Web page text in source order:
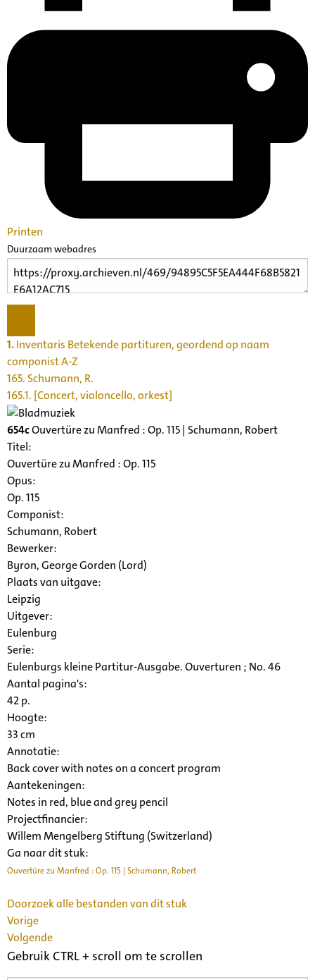
Printen
Duurzaam webadres
1.Inventaris Betekende partituren, geordend op naam
componist A-Z
165. Schumann, R.
165.1. [Concert, violoncello, orkest]
654cOuvertüre zu Manfred : Op. 115 | Schumann, Robert
Titel:
Ouvertüre zu Manfred : Op. 115
Opus:
Op. 115
Componist:
Schumann, Robert
Bewerker:
Byron, George Gorden (Lord)
Plaats van uitgave:
Leipzig
Uitgever:
Eulenburg
Serie:
Eulenburgs kleine Partitur-Ausgabe. Ouverturen ; No. 46
Aantal pagina's:
42 p.
Hoogte:
33 cm
Annotatie:
Back cover with notes on a concert program
Aantekeningen:
Notes in red, blue and grey pencil
Projectfinancier:
Willem Mengelberg Stiftung (Switzerland)
Ga naar dit stuk:
Ouvertüre zu Manfred : Op. 115 | Schumann, Robert
Doorzoek alle bestanden van dit stuk
Vorige
Volgende
Gebruik CTRL + scroll om te scrollen